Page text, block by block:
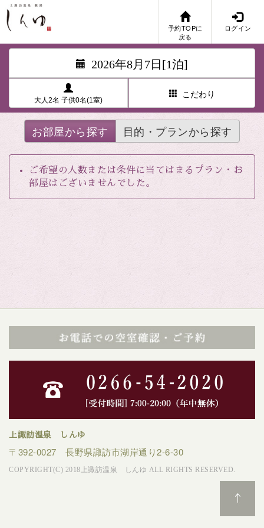
予約TOPに
戻る
ログイン
2026年8月7日[1泊]
大人2名 子供0名(1室)
こだわり
お部屋から探す 目的・プランから探す
ご希望の人数または条件に当てはまるプラン・お
部屋はございませんでした。
上諏訪温泉 しんゆ
〒392-0027 長野県諏訪市湖岸通り2-6-30
COPYRIGHT(C) 2018上諏訪温泉 しんゆ ALL RIGHTS RESERVED.